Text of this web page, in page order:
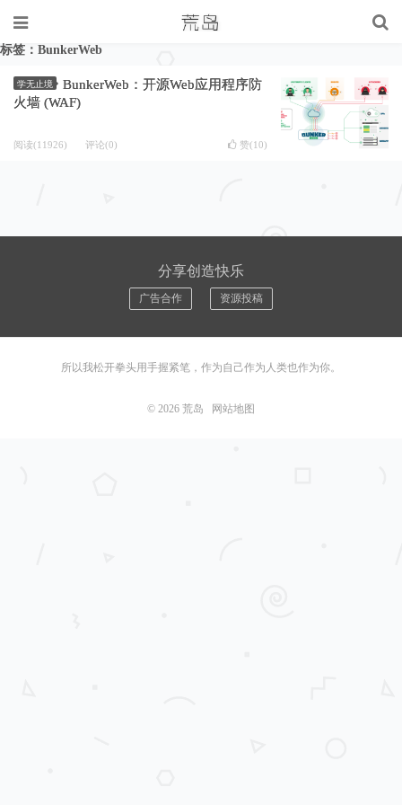
标签：BunkerWeb
学无止境
BunkerWeb：开源Web应用程序防
火墙 (WAF)
阅读(11926) 评论(0) 赞(10)
分享创造快乐
广告合作 资源投稿
所以我松开拳头用手握紧笔，作为自己作为人类也作为你。
© 2026 荒岛 网站地图